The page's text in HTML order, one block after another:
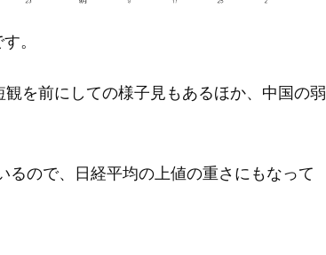
。
を前にしての様子見もあるほか、中国の弱
るので、日経平均の上値の重さにもなって